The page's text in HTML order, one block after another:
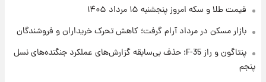
ارزش سهام عدالت برای امروز چهارشنبه ۱۴ مرداد
قیمت طلا و سکه امروز پنجشنبه ۱۵ مرداد ۱۴۰۵
بازار مسکن در مرداد آرام گرفت؛ کاهش تحرک خریداران و فروشندگان
پنتاگون و راز F-35؛ حذف بی‌سابقه گزارش‌های عملکرد جنگنده‌های نسل
پنجم